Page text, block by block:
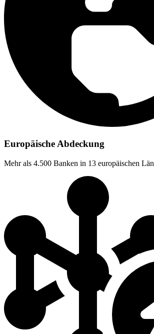
Europäische Abdeckung
Mehr als 4.500 Banken in 13 europäischen